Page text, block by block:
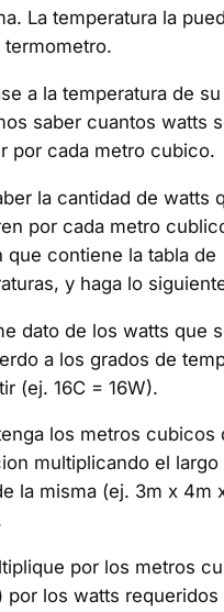
La temperatura la
a la temperatura de
saber cuantos watts
por cada metro cubico.
la cantidad de watts
por cada metro
que contiene la tabla de
y haga lo
dato de los watts que
a los grados de
(ej. 16C = 16W).
los metros cubicos
multiplicando el
la misma (ej. 3m x 4m
por los metros
por los watts requeridos